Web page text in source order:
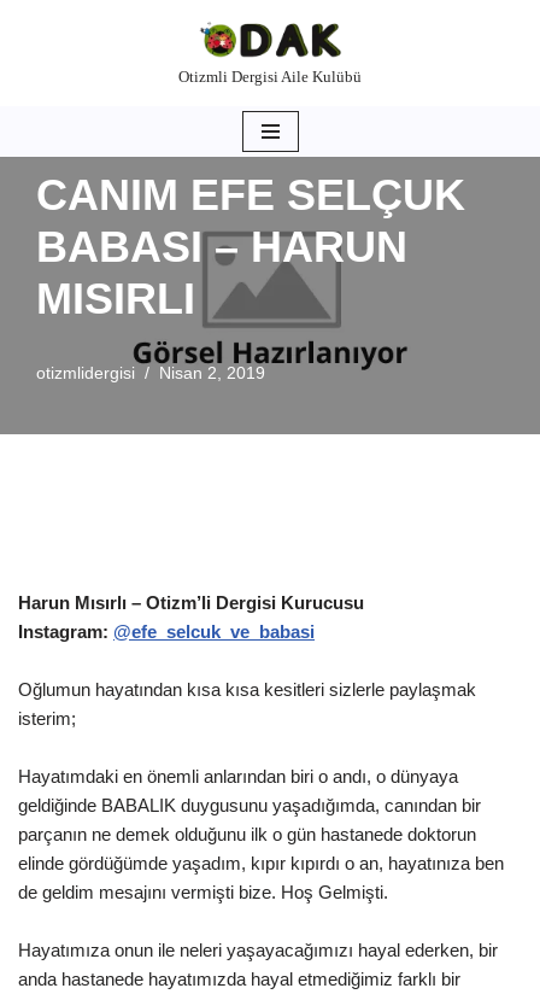
Otizmli Dergisi Aile Kulübü
CANIM EFE SELÇUK
BABASI – HARUN
MISIRLI
otizmlidergisi Nisan 2, 2019
Harun Mısırlı – Otizm’li Dergisi Kurucusu
Instagram: @efe_selcuk_ve_babasi
Oğlumun hayatından kısa kısa kesitleri sizlerle paylaşmak
isterim;
Hayatımdaki en önemli anlarından biri o andı, o dünyaya
geldiğinde BABALIK duygusunu yaşadığımda, canından bir
parçanın ne demek olduğunu ilk o gün hastanede doktorun
elinde gördüğümde yaşadım, kıpır kıpırdı o an, hayatınıza ben
de geldim mesajını vermişti bize. Hoş Gelmişti.
Hayatımıza onun ile neleri yaşayacağımızı hayal ederken, bir
anda hastanede hayatımızda hayal etmediğimiz farklı bir